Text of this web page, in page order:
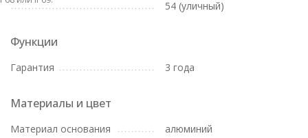
54 (уличный)
Функции
Гарантия 3 года
Материалы и цвет
Материал основания
алюминий